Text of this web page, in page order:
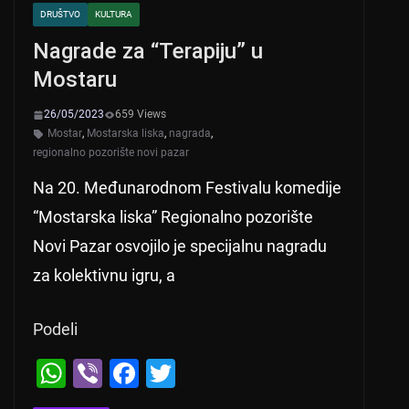
DRUŠTVO KULTURA
Nagrade za “Terapiju” u
Mostaru
26/05/2023
659 Views
Mostar, Mostarska liska, nagrada,
regionalno pozorište novi pazar
Na 20. Međunarodnom Festivalu komedije
“Mostarska liska” Regionalno pozorište
Novi Pazar osvojilo je specijalnu nagradu
za kolektivnu igru, a
Podeli
W
Vi
F